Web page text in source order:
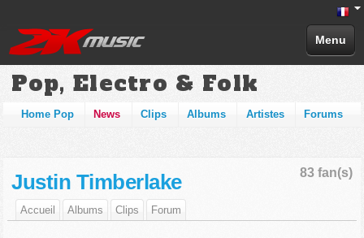
Menu
Pop, Electro & Folk
Home Pop News Clips Albums Artistes Forums
83 fan(s)
Justin Timberlake
Accueil Albums Clips Forum